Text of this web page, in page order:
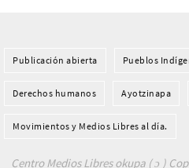
Publicación abierta Pueblos
Derechos humanos Ayotzinapa
Movimientos y Medios Libres al día.
Centro Medios Libres okupa ( ɔ )